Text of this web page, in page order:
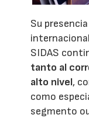
Su
SIDAS
tanto al
alto nivel,
como
segmento